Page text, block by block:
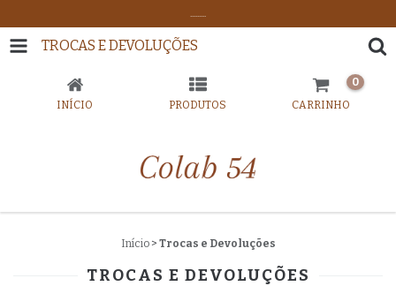
.........
TROCAS E DEVOLUÇÕES
INÍCIO PRODUTOS CARRINHO
0
Início > Trocas e Devoluções
TROCAS E DEVOLUÇÕES